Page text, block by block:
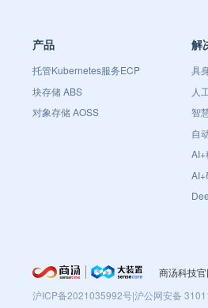
产品
托管Kubernetes服务ECP
块存储 ABS
对象存储 AOSS
解
具
人
智
自
商汤科技官
沪ICP备2021035992号|沪公网安备